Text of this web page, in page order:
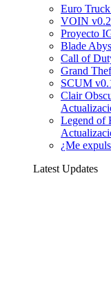
Euro
VOIN
Proyecto
Blade
Call of
Grand
SCUM
Clair
Legend of
¿Me
Latest Updates